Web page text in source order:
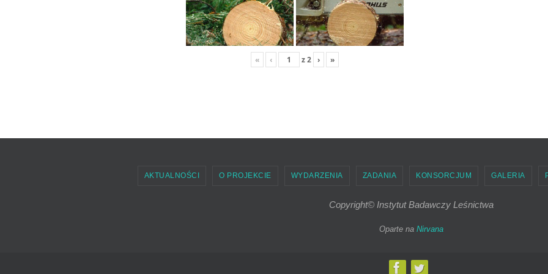
« ‹ z2 › »
AKTUALNOŚCI O PROJEKCIE WYDARZENIA ZADANIA KONSORCJUM GALERIA
Copyright© Instytut Badawczy Leśnictwa
Oparte na Nirvana